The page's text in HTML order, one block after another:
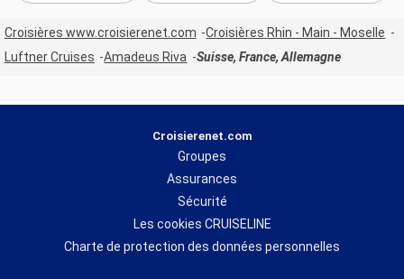
Croisières www.croisierenet.com
Croisières Rhin - Main - Moselle
Luftner Cruises
Amadeus Riva Suisse, France, Allemagne
Croisierenet.com
Groupes
Assurances
Sécurité
Les cookies CRUISELINE
Charte de protection des données personnelles